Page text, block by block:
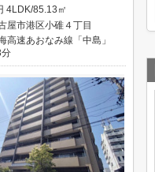
4LDK/85.13㎡
屋市港区小碓４丁目
高速あおなみ線「中島」